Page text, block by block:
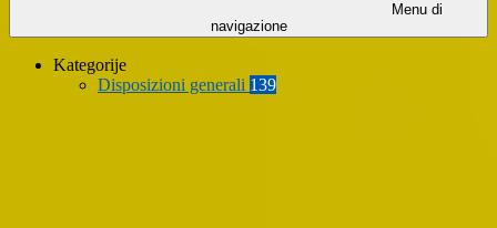
Menu di
navigazione
Kategorije
Disposizioni generali 139